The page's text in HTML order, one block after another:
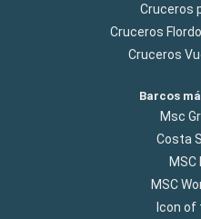
Cruceros
Cruceros
Cruceros
Barcos
Msc
Costa
MSC
MSC
Icon of